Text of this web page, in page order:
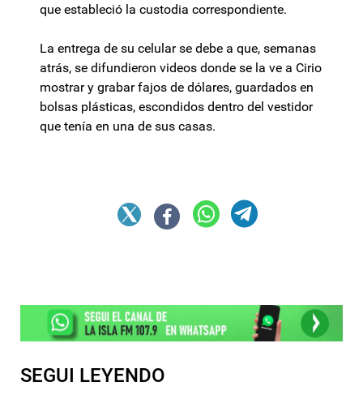
que estableció la custodia correspondiente.
La entrega de su celular se debe a que, semanas
atrás, se difundieron videos donde se la ve a Cirio
mostrar y grabar fajos de dólares, guardados en
bolsas plásticas, escondidos dentro del vestidor
que tenía en una de sus casas.
SEGUI LEYENDO